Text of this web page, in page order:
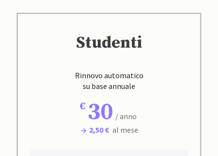
Studenti
Rinnovo automatico
su base annuale
30 / anno
2,50 € al mese